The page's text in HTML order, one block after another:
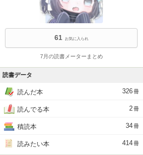
61 お気に入られ
7月の読書メーターまとめ
読書データ
読んだ本 326冊
読んでる本 2冊
積読本 34冊
読みたい本 414冊